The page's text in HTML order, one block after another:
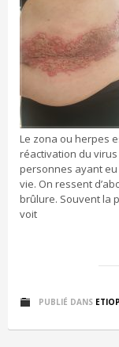
Le zona ou herpes
réactivation du virus
personnes ayant
vie. On ressent
brûlure. Souvent la
voit
PUBLIÉ DANS